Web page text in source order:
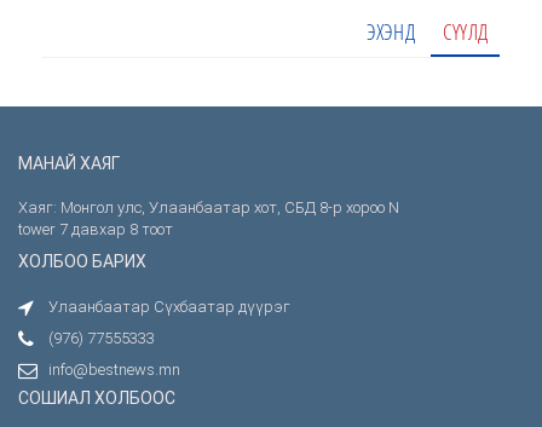
ЭХЭНД СҮҮЛД
МАНАЙ ХАЯГ
Хаяг: Монгол улс, Улаанбаатар хот, СБД 8-р хороо N
tower 7 давхар 8 тоот
ХОЛБОО БАРИХ
Улаанбаатар Сүхбаатар дүүрэг
(976) 77555333
info@bestnews.mn
СОШИАЛ ХОЛБООС